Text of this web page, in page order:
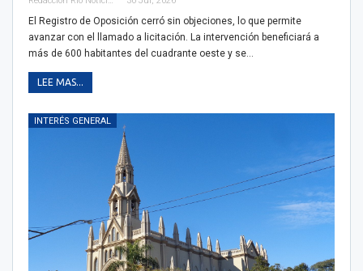
El Registro de Oposición cerró sin objeciones, lo que permite
avanzar con el llamado a licitación. La intervención beneficiará a
más de 600 habitantes del cuadrante oeste y se…
LEE MAS...
INTERÉS GENERAL